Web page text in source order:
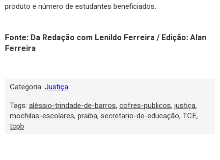
produto e número de estudantes beneficiados.
Fonte: Da Redação com Lenildo Ferreira / Edição: Alan
Ferreira
Categoria: Justiça
Tags: aléssio-trindade-de-barros, cofres-publicos, justiça,
mochilas-escolares, praiba, secretario-de-educação, TCE,
tcpb